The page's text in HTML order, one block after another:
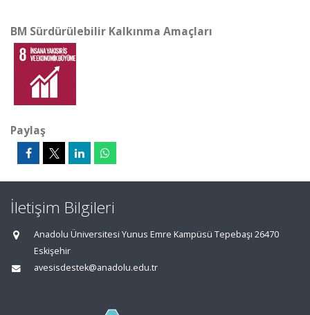
BM Sürdürülebilir Kalkınma Amaçları
Paylaş
İletişim Bilgileri
Anadolu Üniversitesi Yunus Emre Kampüsü Tepebaşı 26470
Eskişehir
avesisdestek@anadolu.edu.tr